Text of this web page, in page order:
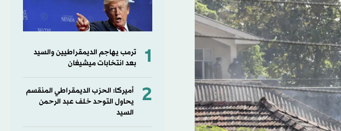
1
ترمب يهاجم الديمقراطيين والسيد
بعد انتخابات ميشيغان
2
أميركا: الحزب الديمقراطي المنقسم
يحاول التوحد خلف عبد الرحمن
السيد